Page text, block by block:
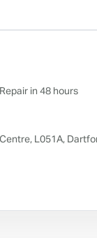
in 48 hours
L051A,